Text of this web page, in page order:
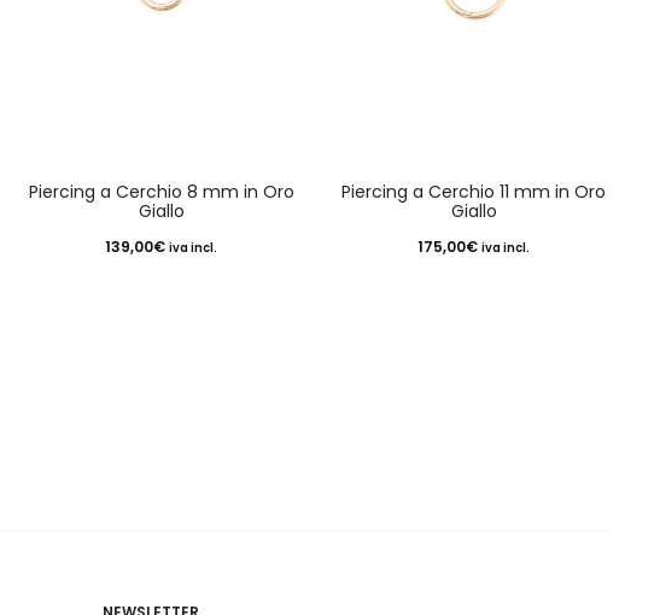
Piercing a Cerchio 8 mm in Oro
Giallo
139,00€ iva incl.
Piercing a Cerchio 11 mm in Oro
Giallo
175,00€ iva incl.